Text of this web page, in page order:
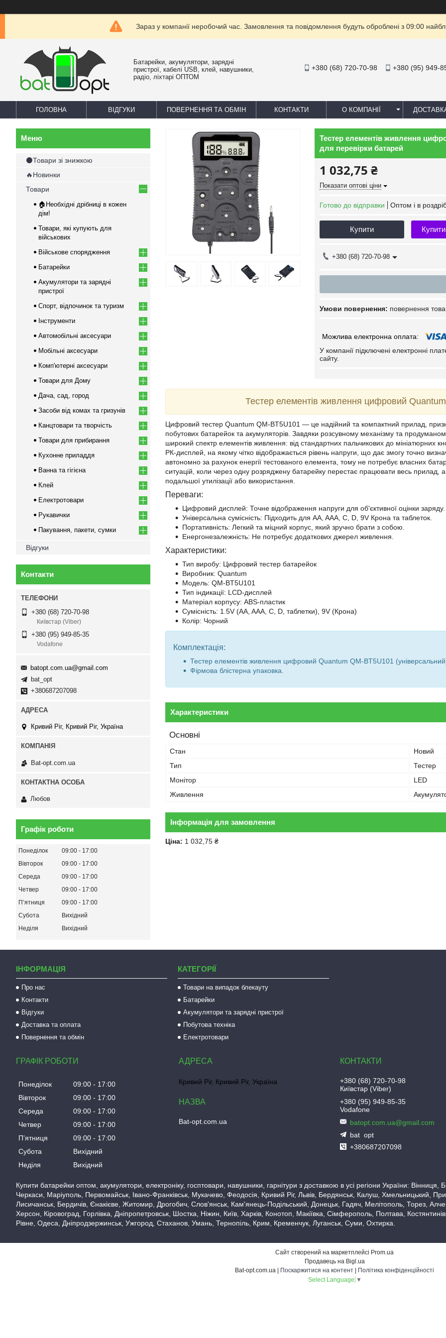
Зараз у компанії неробочий час. Замовлення та повідомлення будуть оброблені з 09:00
Батарейки, акумулятори, зарядні
пристрої, кабелі USB, клей, навушники,
радіо, ліхтарі ОПТОМ
+380 (68) 720-70-98 +380 (95) 949-
ГОЛОВНА ВІДГУКИ ПОВЕРНЕННЯ ТА ОБМІН КОНТАКТИ О КОМПАНІЇ
Тестер елементів живлення
для перевірки батарей
1 032,75 ₴
Показати оптові ціни
Готово до відправки Оптом і в
Купити
+380 (68) 720-70-98
повернення
У компанії підключені електронні
сайту.
Тестер елементів живлення цифровий
Цифровий тестер Quantum QM-BT5U101 — це надійний та компактний прилад,
побутових батарейок та акумуляторів. Завдяки розсувному механізму та
широкий спектр елементів живлення: від стандартних пальчикових до мініатюрних
РК-дисплей, на якому чітко відображається рівень напруги, що дає змогу точно
автономно за рахунок енергії тестованого елемента, тому не потребує власних
ситуацій, коли через одну розряджену батарейку перестає працювати весь
подальшої утилізації або використання.
Переваги:
Цифровий дисплей: Точне відображення напруги для об'єктивної оцінки заряду.
Універсальна сумісність: Підходить для AA, AAA, C, D, 9V Крона та таблеток.
Портативність: Легкий та міцний корпус, який зручно брати з собою.
Енергонезалежність: Не потребує додаткових джерел живлення.
Характеристики:
Тип виробу: Цифровий тестер батарейок
Виробник: Quantum
Модель: QM-BT5U101
Тип індикації: LCD-дисплей
Матеріал корпусу: ABS-пластик
Сумісність: 1.5V (AA, AAA, C, D, таблетки), 9V (Крона)
Колір: Чорний
Комплектація:
Тестер елементів живлення цифровий Quantum QM-BT5U101
Фірмова блістерна упаковка.
Характеристики
Основні
Стан
Новий
Тип
Тестер
Монітор
LED
Живлення
Інформація для замовлення
Ціна: 1 032,75 ₴
⚫Товари зі знижкою
🔥Новинки
Товари
🏠Необхідні дрібниці в кожен
дім!
Товари, які купують для
військових
Військове спорядження
Батарейки
Акумулятори та зарядні
пристрої
Спорт, відпочинок та туризм
Інструменти
Автомобільні аксесуари
Мобільні аксесуари
Комп'ютерні аксесуари
Товари для Дому
Дача, сад, город
Засоби від комах та гризунів
Канцтовари та творчість
Товари для прибирання
Кухонне приладдя
Ванна та гігієна
Клей
Електротовари
Рукавички
Пакування, пакети, сумки
Відгуки
Контакти
+380 (68) 720-70-98
Київстар (Viber)
+380 (95) 949-85-35
Vodafone
batopt.com.ua@gmail.com
bat_opt
+380687207098
Кривий Ріг, Кривий Ріг, Україна
Bat-opt.com.ua
Любов
Графік роботи
Понеділок 09:00
17:00
Вівторок
09:00
17:00
Середа
09:00
17:00
Четвер
09:00
17:00
Пʼятниця
09:00
17:00
Субота
Вихідний
Неділя
Вихідний
ІНФОРМАЦІЯ
Про нас
Контакти
Відгуки
Доставка та оплата
Повернення та обмін
КАТЕГОРІЇ
Товари на випадок блекауту
Батарейки
Акумулятори та зарядні пристрої
Побутова техніка
Електротовари
ГРАФІК РОБОТИ
Понеділок 09:00
17:00
Вівторок
09:00
17:00
Середа
09:00
17:00
Четвер
09:00
17:00
Пʼятниця
09:00
17:00
Субота
Вихідний
Неділя
Вихідний
Кривий Ріг, Кривий Ріг, Україна
Bat-opt.com.ua
+380 (68) 720-70-98
Київстар (Viber)
+380 (95) 949-85-35
Vodafone
batopt.com.ua@gmail.com
bat_opt
+380687207098
Купити батарейки оптом, акумулятори, електроніку, госптовари, навушники, гарнітури з доставкою в усі регіони України:
Черкаси, Маріуполь, Первомайськ, Івано-Франківськ, Мукачево, Феодосія, Кривий Ріг, Львів, Бердянськ, Калуш, Хмельницький,
Лисичанськ, Бердичів, Єнакієве, Житомир, Дрогобич, Слов'янськ, Кам'янець-Подільський, Донецьк, Гадяч, Мелітополь, Торез,
Херсон, Кіровоград, Горлівка, Дніпропетровськ, Шостка, Ніжин, Київ, Харків, Конотоп, Макіївка, Сімферополь, Полтава,
Рівне, Одеса, Дніпродзержинськ, Ужгород, Стаханов, Умань, Тернопіль, Крим, Кременчук, Луганськ, Суми, Охтирка.
Сайт створений на маркетплейсі Prom.ua
Продавець на Bigl.ua
Поскаржитися на контент
Політика конфіденційності
Select Language ▼